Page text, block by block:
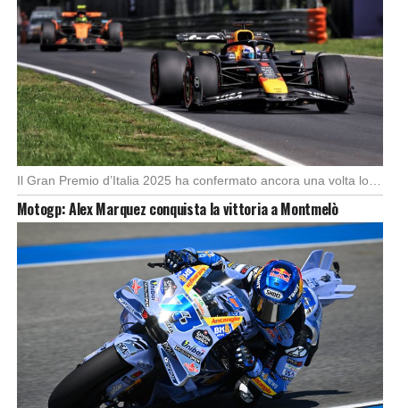
Il Gran Premio d’Italia 2025 ha confermato ancora una volta lo strapotere di Max Verstappen, […]
Motogp: Alex Marquez conquista la vittoria a Montmelò